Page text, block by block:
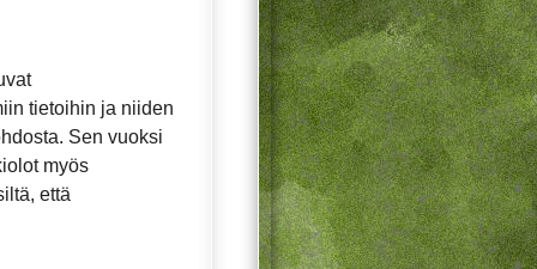
tietoihin ja niiden
Sen vuoksi
myös
että